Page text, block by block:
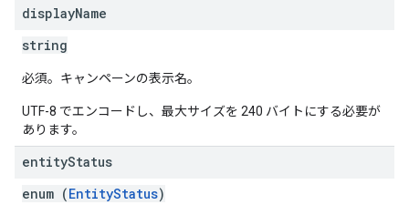
displayName
string
必須。キャンペーンの表示名。
UTF-8 でエンコードし、最大サイズを 240 バイトにする必要が
あります。
entityStatus
enum (EntityStatus)